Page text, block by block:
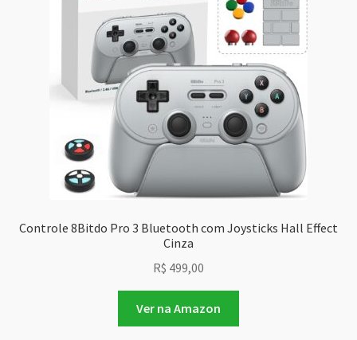
Controle 8Bitdo Pro 3 Bluetooth com Joysticks Hall Effect
Cinza
R$ 499,00
Ver na Amazon